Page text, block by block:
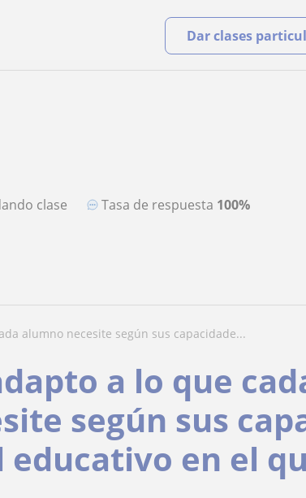
Dar clases
clase Tasa de respuesta 100%
alumno necesite según sus capacidade...
a lo que
según sus
educativo en el